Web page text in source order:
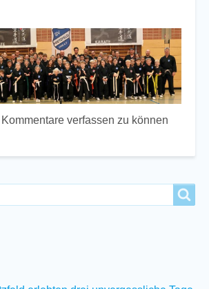
Kommentare verfassen zu können